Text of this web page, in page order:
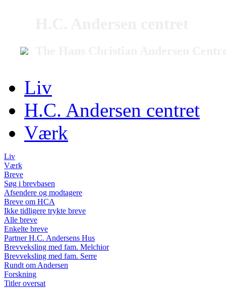
Liv
H.C. Andersen centret
Værk
Liv
Værk
Breve
Søg i brevbasen
Afsendere og modtagere
Breve om HCA
Ikke tidligere trykte breve
Alle breve
Enkelte breve
Partner H.C. Andersens Hus
Brevveksling med fam. Melchior
Brevveksling med fam. Serre
Rundt om Andersen
Forskning
Titler oversat